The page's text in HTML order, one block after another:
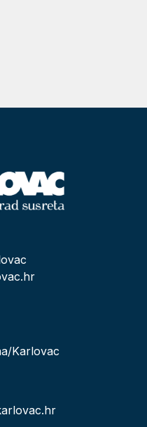
Karlovac